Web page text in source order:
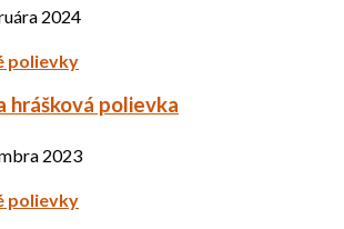
2024
polievky
hrášková polievka
2023
polievky